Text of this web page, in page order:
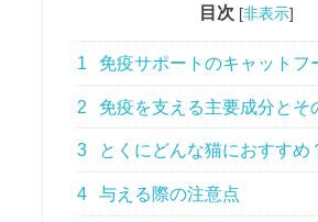
目次 [非表示]
1 免疫サポートのキャットフ
2 免疫を支える主要成分とそ
3 とくにどんな猫におすすめ
4 与える際の注意点